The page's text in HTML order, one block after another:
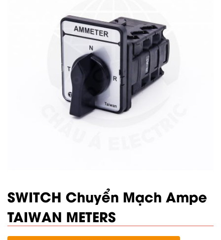
SWITCH Chuyển Mạch Ampe
TAIWAN METERS